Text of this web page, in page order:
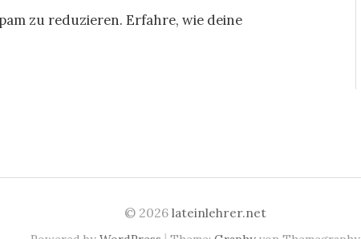
zu reduzieren. Erfahre, wie deine
© 2026 lateinlehrer.net